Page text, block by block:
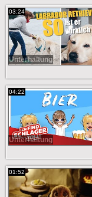
03:24
Unterhaltung
04:22
Unterhaltung
01:52